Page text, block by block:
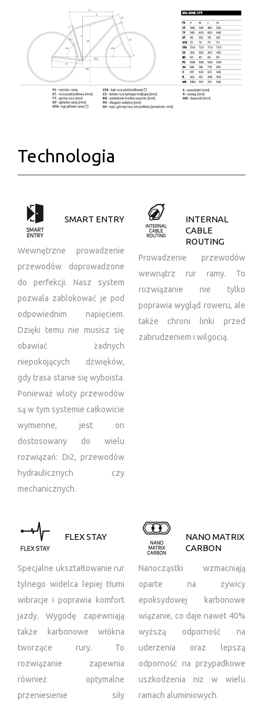
Technologia
SMART ENTRY
Wewnętrzne prowadzenie
przewodów doprowadzone
do perfekcji. Nasz system
pozwala zablokować je pod
odpowiednim napięciem.
Dzięki temu nie musisz się
obawiać żadnych
niepokojących dźwięków,
gdy trasa stanie się wyboista.
Ponieważ wloty przewodów
są w tym systemie całkowicie
wymienne, jest on
dostosowany do wielu
rozwiązań: Di2, przewodów
hydraulicznych czy
mechanicznych.
INTERNAL
CABLE
ROUTING
Prowadzenie przewodów
wewnątrz rur ramy. To
rozwiązanie nie tylko
poprawia wygląd roweru, ale
także chroni linki przed
zabrudzeniem i wilgocią.
FLEX STAY
Specjalne ukształtowanie rur
tylnego widelca lepiej tłumi
wibracje i poprawia komfort
jazdy. Wygodę zapewniają
także karbonowe włókna
tworzące rury. To
rozwiązanie zapewnia
również optymalne
przeniesienie siły
NANO MATRIX
CARBON
Nanocząstki wzmacniają
oparte na żywicy
epoksydowej karbonowe
wiązanie, co daje nawet 40%
wyższą odporność na
uderzenia oraz lepszą
odporność na przypadkowe
uszkodzenia niż w wielu
ramach aluminiowych.